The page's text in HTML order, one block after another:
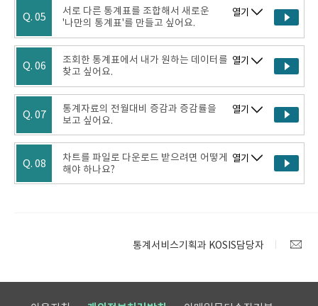
Q. 05
서로 다른 통계표를 조합해서 새로운
'나만의 통계표'를 만들고 싶어요.
열기
Q. 06
조회한 통계표에서 내가 원하는 데이터를
찾고 싶어요.
열기
Q. 07
통계자료의 전월대비 증감과 증감률을
보고 싶어요.
열기
Q. 08
차트를 파일로 다운로드 받으려면 어떻게
해야 하나요?
열기
통계서비스기획과 KOSIS담당자